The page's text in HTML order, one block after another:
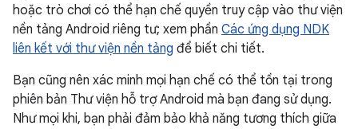
hoặc trò chơi có thể hạn chế quyền truy cập vào thư viện
nền tảng Android riêng tư; xem phần Các ứng dụng NDK
liên kết với thư viện nền tảng để biết chi tiết.
Bạn cũng nên xác minh mọi hạn chế có thể tồn tại trong
phiên bản Thư viện hỗ trợ Android mà bạn đang sử dụng.
Như mọi khi, bạn phải đảm bảo khả năng tương thích giữa